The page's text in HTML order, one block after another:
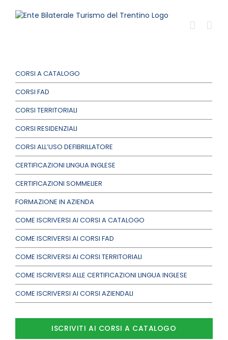
CORSI A CATALOGO
CORSI FAD
CORSI TERRITORIALI
CORSI RESIDENZIALI
CORSI ALL’USO DEFIBRILLATORE
CERTIFICAZIONI LINGUA INGLESE
CERTIFICAZIONI SOMMELIER
FORMAZIONE IN AZIENDA
COME ISCRIVERSI AI CORSI A CATALOGO
COME ISCRIVERSI AI CORSI FAD
COME ISCRIVERSI AI CORSI TERRITORIALI
COME ISCRIVERSI ALLE CERTIFICAZIONI LINGUA INGLESE
COME ISCRIVERSI AI CORSI AZIENDALI
ISCRIVITI AI CORSI A CATALOGO